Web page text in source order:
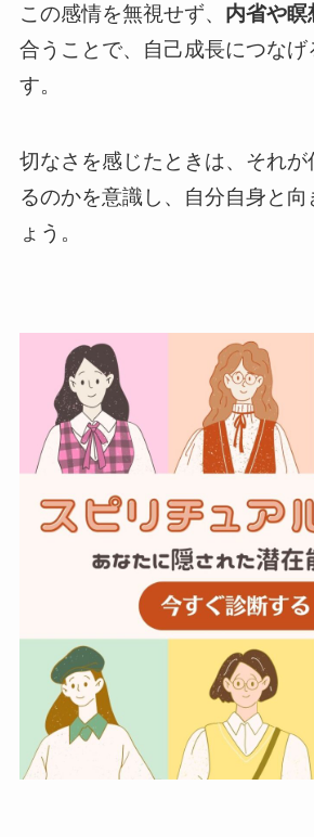
この感情を無視せず、 内省や瞑
合うことで、自己成長につなげ
す。
切なさを感じたときは、それが
るのかを意識し、自分自身と向
ょう。